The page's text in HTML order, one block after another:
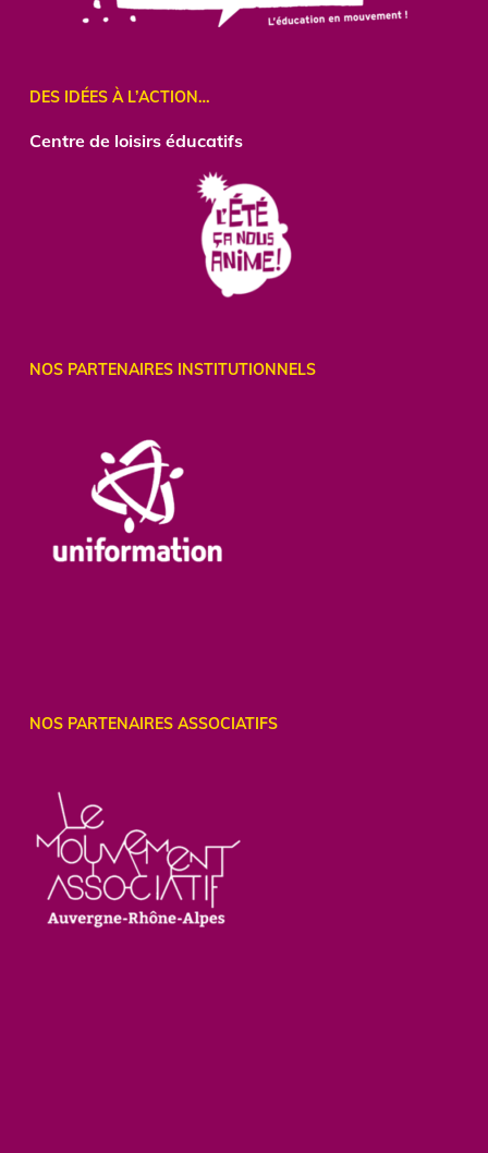
DES IDÉES À L’ACTION…
Centrede loisirs éducatifs
NOS PARTENAIRES INSTITUTIONNELS
NOS PARTENAIRES ASSOCIATIFS